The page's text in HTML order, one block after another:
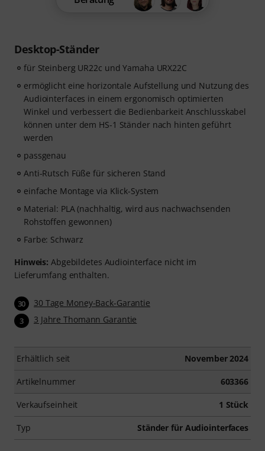
Desktop-Ständer
für Steinberg UR22c und Yamaha URX22C
ermöglicht eine horizontale Aufstellung und Nutzung des
Audiointerfaces in einem ergonomisch optimierten
Winkel und verbessert die Bedienbarkeit Anschlusskabel
können unter dem HS-1 Ständer nach hinten geführt
werden
passgenau
Anti-Rutsch Füße für sicheren Stand
einfache Montage via Klick-System
Material: PLA (nachhaltig, wird aus nachwachsenden
Rohstoffen gewonnen)
Farbe: Schwarz
Hinweis: Abgebildetes Audiointerface nicht im
Lieferumfang enthalten.
30 30 Tage Money-Back-Garantie
3 3 Jahre Thomann Garantie
Erhältlich seit November 2024
Artikelnummer 603366
Verkaufseinheit 1 Stück
Typ Ständer für Audiointerfaces